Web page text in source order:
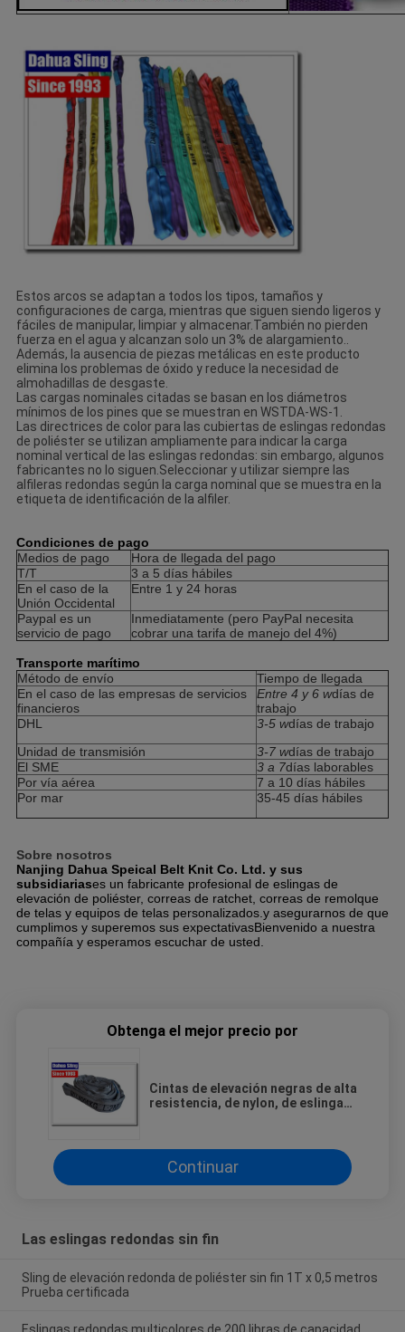
Estos arcos se adaptan a todos los tipos, tamaños y
configuraciones de carga, mientras que siguen siendo ligeros y
fáciles de manipular, limpiar y almacenar.También no pierden
fuerza en el agua y alcanzan solo un 3% de alargamiento..
Además, la ausencia de piezas metálicas en este producto
elimina los problemas de óxido y reduce la necesidad de
almohadillas de desgaste.
Las cargas nominales citadas se basan en los diámetros
mínimos de los pines que se muestran en WSTDA-WS-1.
Las directrices de color para las cubiertas de eslingas redondas
de poliéster se utilizan ampliamente para indicar la carga
nominal vertical de las eslingas redondas: sin embargo, algunos
fabricantes no lo siguen.Seleccionar y utilizar siempre las
alfileras redondas según la carga nominal que se muestra en la
etiqueta de identificación de la alfiler.
Condiciones de pago
Medios de pago
Hora de llegada del pago
T/T
3 a 5 días hábiles
En el caso de la
Unión Occidental
Entre 1 y 24 horas
Paypal es un
servicio de pago
Inmediatamente (pero PayPal necesita
cobrar una tarifa de manejo del 4%)
Transporte marítimo
Método de envío
Tiempo de llegada
En el caso de las empresas de servicios
financieros
Entre 4 y 6 wdías de
trabajo
DHL
3-5 wdías de trabajo
Unidad de transmisión
3-7 wdías de trabajo
El SME
3 a 7días laborables
Por vía aérea
7 a 10 días hábiles
Por mar
35-45 días hábiles
Sobre nosotros
Nanjing Dahua Speical Belt Knit Co. Ltd. y sus
subsidiariases un fabricante profesional de eslingas de
elevación de poliéster, correas de ratchet, correas de remolque
de telas y equipos de telas personalizados.y asegurarnos de que
cumplimos y superemos sus expectativasBienvenido a nuestra
compañía y esperamos escuchar de usted.
Obtenga el mejor precio por
Cintas de elevación negras de alta
resistencia, de nylon, de eslingas
Continuar
Las eslingas redondas sin fin
Sling de elevación redonda de poliéster sin fin 1T x 0,5 metros
Prueba certificada